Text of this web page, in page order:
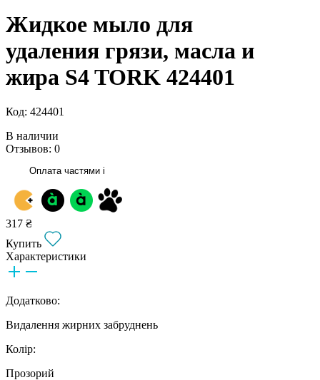
Жидкое мыло для
удаления грязи, масла и
жира S4 TORK 424401
Код: 424401
В наличии
Отзывов: 0
Оплата частями i
317 ₴
Купить
Характеристики
Додатково:
Видалення жирних забруднень
Колір:
Прозорий